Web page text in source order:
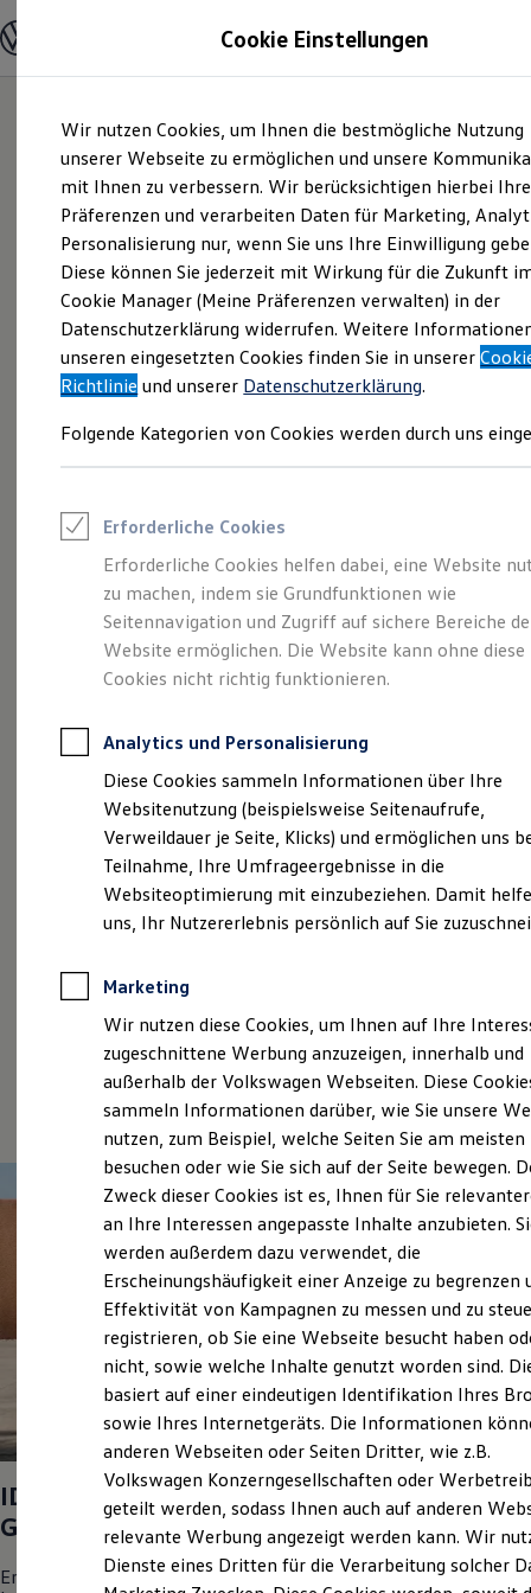
Hauptinhalt
springen
Footer
springen
Modelle und Konfigurator
Modelle vergleichen
Elektroautos
ENERGY Sondermodelle
Nutzfahrzeuge
SUV und CUV
Familienautos
Kombis
Kompaktwagen
Sportwagen
Schnell verfügbare Fahrzeuge
Angebote und Produkte
Aktuelle Angebote
E-Auto-Förderung
Volkswagen Marktplatz
Junge Gebrauchtwagen und Gebrauchtwagen
Saisonangebote
Leasing
Leasing-Angebote
Gebrauchtwagen Leasing
Junge Gebrauchtwagen-Leasing
Elektroauto Leasing
Kleinwagen-Leasing
Leasing ohne Anzahlung
Autokredit mit Schlussrate
Versicherungen und Garantien
Kfz-Versicherung
Restschuldversicherungen
Garantien
Wartungsverträge
Geschäftskunden
Professional Class bei Volkswagen
Großkunden
Behörden
Anpfiff zum Gewinn
Elektroautos
ID. Tutorials
Elektrofahrzeugkonzepte
Reichweite
Reichweite der ID. Modelle
Reichweite im Winter
Laden
Laden unterwegs
Laden Zuhause
Ladezeitensimulator
Batterie
Sicherheit
Garantie und Lebensdauer
Nachhaltigkeit
Technologie
Kosten und Kauf
Verbrauchskosten
Kaufoptionen
E-Auto-Förderung
Software und Konnektivität
Die ID. Software 6
ID. Software Versionen und Updates
Digitale Extras
Schnittstellen zu Ihrem ID.
So geht neu. Der
neue ID.3 Neo.
(Impressum & Rechtliches)
ID.3 Neo Trend 125 kW (170PS) 50 kWh 1-
Gang-Automatik
Energieverbrauch kombiniert: 14,0 kWh/100 km; CO₂-Emission
Cookie Einstellungen
Wir nutzen Cookies, um Ihnen die bestmögliche Nutzung
unserer Webseite zu ermöglichen und unsere
mit Ihnen zu verbessern. Wir berücksichtigen hierbei Ihre
Präferenzen und verarbeiten Daten für Marketing,
Personalisierung nur, wenn Sie uns Ihre Einwilligung
Diese können Sie jederzeit mit Wirkung für die Zukunft
Cookie Manager (Meine Präferenzen verwalten) in der
Datenschutzerklärung widerrufen. Weitere
unseren eingesetzten Cookies finden Sie in unserer
Richtlinie und unserer Datenschutzerklärung.
Folgende Kategorien von Cookies werden durch uns
Erforderliche Cookies
Erforderliche Cookies helfen dabei, eine Website
zu machen, indem sie Grundfunktionen wie
Seitennavigation und Zugriff auf sichere Bereiche
Website ermöglichen. Die Website kann ohne diese
Cookies nicht richtig funktionieren.
Analytics und Personalisierung
Diese Cookies sammeln Informationen über Ihre
Websitenutzung (beispielsweise Seitenaufrufe,
Verweildauer je Seite, Klicks) und ermöglichen uns
Teilnahme, Ihre Umfrageergebnisse in die
Websiteoptimierung mit einzubeziehen. Damit
uns, Ihr Nutzererlebnis persönlich auf Sie
Marketing
Wir nutzen diese Cookies, um Ihnen auf Ihre
zugeschnittene Werbung anzuzeigen, innerhalb und
außerhalb der Volkswagen Webseiten. Diese
sammeln Informationen darüber, wie Sie unsere
nutzen, zum Beispiel, welche Seiten Sie am meisten
besuchen oder wie Sie sich auf der Seite bewegen.
Zweck dieser Cookies ist es, Ihnen für Sie
an Ihre Interessen angepasste Inhalte anzubieten.
werden außerdem dazu verwendet, die
Erscheinungshäufigkeit einer Anzeige zu begrenzen
Effektivität von Kampagnen zu messen und zu
registrieren, ob Sie eine Webseite besucht haben
nicht, sowie welche Inhalte genutzt worden sind.
basiert auf einer eindeutigen Identifikation Ihres
sowie Ihres Internetgeräts. Die Informationen
anderen Webseiten oder Seiten Dritter, wie z.B.
Volkswagen Konzerngesellschaften oder
geteilt werden, sodass Ihnen auch auf anderen
relevante Werbung angezeigt werden kann. Wir
Dienste eines Dritten für die Verarbeitung solcher